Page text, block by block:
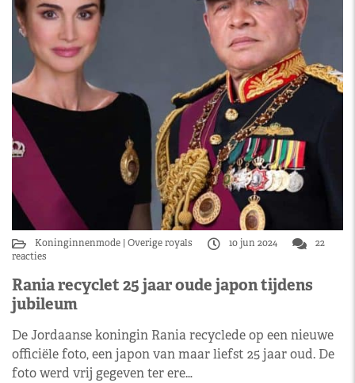
Koninginnenmode Overige royals 10 jun 2024
22
reacties
Rania recyclet 25 jaar oude japon tijdens
jubileum
De Jordaanse koningin Rania recyclede op een nieuwe
officiële foto, een japon van maar liefst 25 jaar oud. De
foto werd vrij gegeven ter ere…